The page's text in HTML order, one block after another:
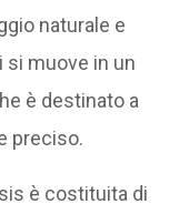
naturale e
si muove in un
è destinato a
preciso.
è costituita di